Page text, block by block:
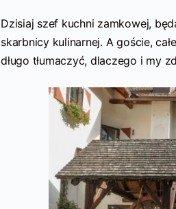
Dzisiaj szef kuchni zamkowej,
skarbnicy kulinarnej. A goście,
długo tłumaczyć, dlaczego i my